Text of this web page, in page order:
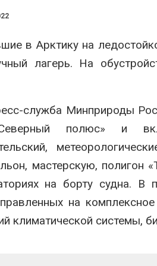
в Арктику на
лагерь. На
служба Минприроды
полюс» и
мастерскую, полигон
на борту судна. В
на
климатической системы,